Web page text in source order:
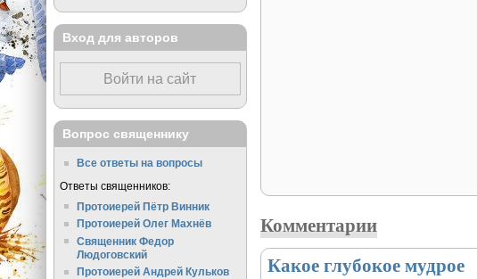
Комментарии
Какое глубокое мудрое
Вход для авторов
Войти на сайт
Вопрос священнику
Все ответы на вопросы
Ответы священников:
Протоиерей Пётр Винник
Протоиерей Олег Махнёв
Священник Федор
Людоговский
Протоиерей Андрей Кульков